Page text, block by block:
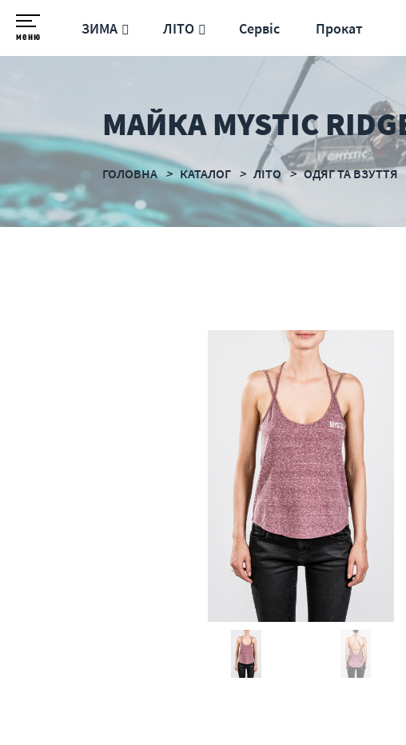
меню ЗИМА ЛІТО Сервіс Прокат
МАЙКА MYSTIC
ГОЛОВНА КАТАЛОГ ЛІТО ОДЯГ ТА ВЗУТТЯ